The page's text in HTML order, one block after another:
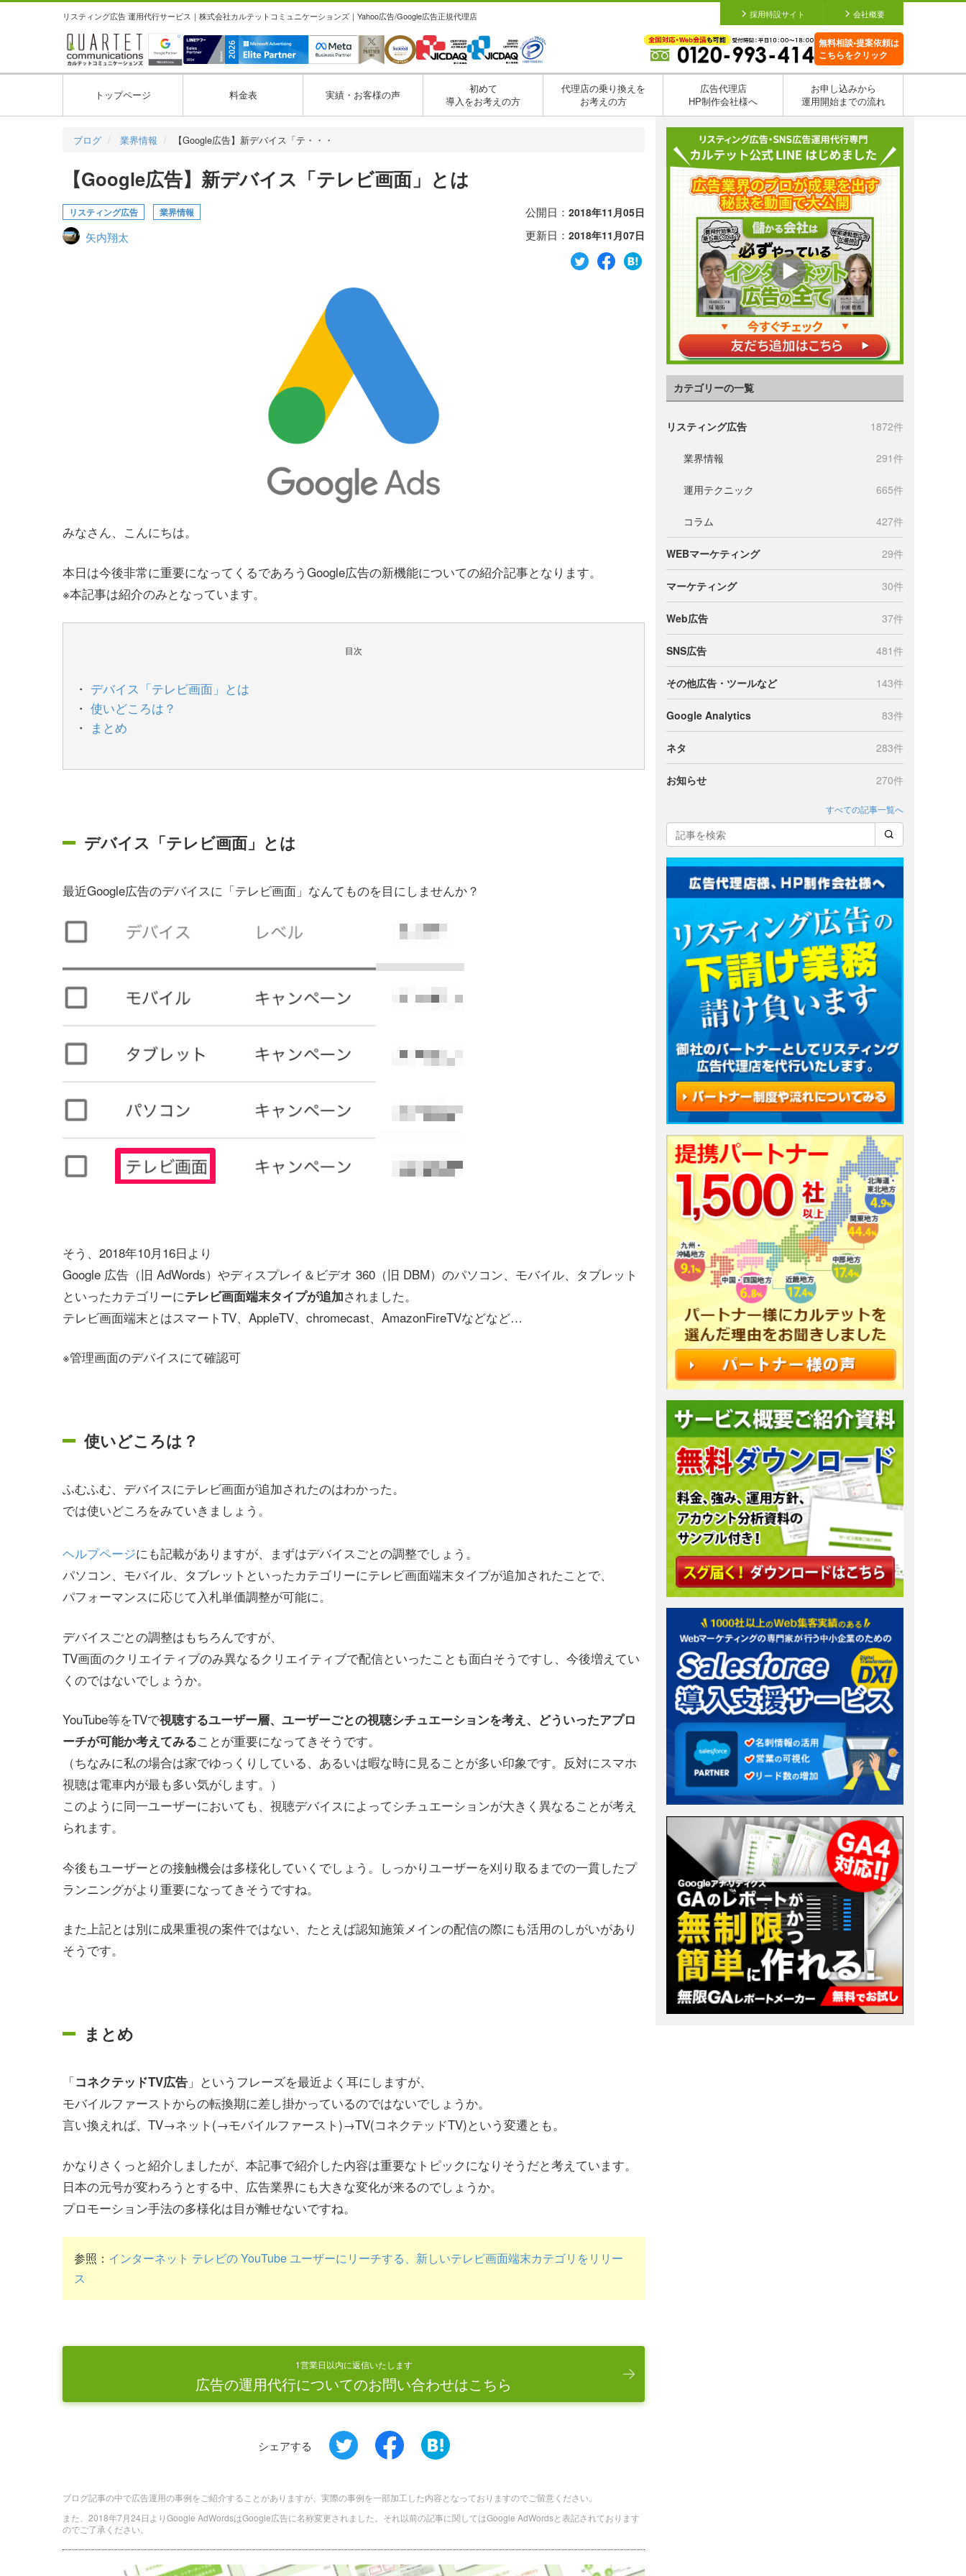
リスティング広告 運用代行サービス｜株式会社カルテットコミュニケーションズ｜Yahoo広告/Google広告正規代理店 採用特設サイト 会社概要
無料相談•提案依頼は
こちらをクリック
トップページ 料金表 実績・お客様の声
初めて
導入をお考えの方
代理店の乗り換えを
お考えの方
広告代理店
HP制作会社様へ
お申し込みから
運用開始までの流れ
ブログ 業界情報 【Google広告】新デバイス「テ・・・
【Google広告】新デバイス「テレビ画面」とは
リスティング広告 業界情報
矢内翔太
公開日： 2018年11月05日
更新日： 2018年11月07日
みなさん、こんにちは。
本日は今後非常に重要になってくるであろうGoogle広告の新機能についての紹介記事となります。
※本記事は紹介のみとなっています。
目次
デバイス「テレビ画面」とは
使いどころは？
まとめ
デバイス「テレビ画面」とは
最近Google広告のデバイスに「テレビ画面」なんてものを目にしませんか？
そう、2018年10月16日より
Google 広告（旧 AdWords）やディスプレイ＆ビデオ 360（旧 DBM）のパソコン、モバイル、タブレット
といったカテゴリーにテレビ画面端末タイプが追加されました。
テレビ画面端末とはスマートTV、AppleTV、chromecast、AmazonFireTVなどなど…
※管理画面のデバイスにて確認可
使いどころは？
ふむふむ、デバイスにテレビ画面が追加されたのはわかった。
では使いどころをみていきましょう。
ヘルプページにも記載がありますが、まずはデバイスごとの調整でしょう。
パソコン、モバイル、タブレットといったカテゴリーにテレビ画面端末タイプが追加されたことで、
パフォーマンスに応じて入札単価調整が可能に。
デバイスごとの調整はもちろんですが、
TV画面のクリエイティブのみ異なるクリエイティブで配信といったことも面白そうですし、今後増えてい
くのではないでしょうか。
YouTube等をTVで視聴するユーザー層、ユーザーごとの視聴シチュエーションを考え、どういったアプロ
ーチが可能か考えてみることが重要になってきそうです。
（ちなみに私の場合は家でゆっくりしている、あるいは暇な時に見ることが多い印象です。反対にスマホ
視聴は電車内が最も多い気がします。）
このように同一ユーザーにおいても、視聴デバイスによってシチュエーションが大きく異なることが考え
られます。
今後もユーザーとの接触機会は多様化していくでしょう。しっかりユーザーを刈り取るまでの一貫したプ
ランニングがより重要になってきそうですね。
また上記とは別に成果重視の案件ではない、たとえば認知施策メインの配信の際にも活用のしがいがあり
そうです。
まとめ
「コネクテッドTV広告 」というフレーズを最近よく耳にしますが、
モバイルファーストからの転換期に差し掛かっているのではないでしょうか。
言い換えれば、TV→ネット(→モバイルファースト)→TV(コネクテッドTV)という変遷とも。
かなりさくっと紹介しましたが、本記事で紹介した内容は重要なトピックになりそうだと考えています。
日本の元号が変わろうとする中、広告業界にも大きな変化が来るのでしょうか。
プロモーション手法の多様化は目が離せないですね。
参照： インターネット テレビの YouTube ユーザーにリーチする、新しいテレビ画面端末カテゴリをリリー
ス
1営業日以内に返信いたします
広告の運用代行についてのお問い合わせはこちら
シェアする
ブログ記事の中で広告運用の事例をご紹介することがありますが、実際の事例を一部加工した内容となっておりますのでご留意ください。
また、2018年7月24日よりGoogle AdWordsはGoogle広告に名称変更されました。それ以前の記事に関してはGoogle AdWordsと表記されております
のでご了承ください。
カテゴリーの一覧
リスティング広告 1872件
業界情報 291件
運用テクニック 665件
コラム 427件
WEBマーケティング 29件
マーケティング 30件
Web広告 37件
SNS広告 481件
その他広告・ツールなど 143件
Google Analytics 83件
ネタ 283件
お知らせ 270件
すべての記事一覧へ